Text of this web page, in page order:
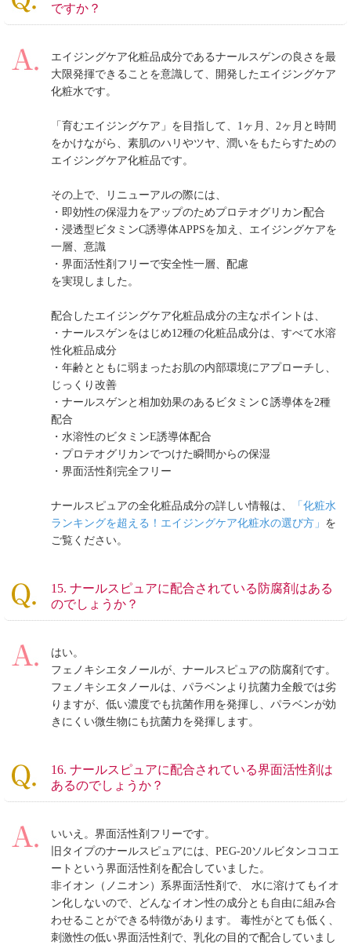
ですか？
エイジングケア化粧品成分であるナールスゲンの良さを最
大限発揮できることを意識して、開発したエイジングケア
化粧水です。
「育むエイジングケア」を目指して、1ヶ月、2ヶ月と時間
をかけながら、素肌のハリやツヤ、潤いをもたらすための
エイジングケア化粧品です。
その上で、リニューアルの際には、
・即効性の保湿力をアップのためプロテオグリカン配合
・浸透型ビタミンC誘導体APPSを加え、エイジングケアを
一層、意識
・界面活性剤フリーで安全性一層、配慮
を実現しました。
配合したエイジングケア化粧品成分の主なポイントは、
・ナールスゲンをはじめ12種の化粧品成分は、すべて水溶
性化粧品成分
・年齢とともに弱まったお肌の内部環境にアプローチし、
じっくり改善
・ナールスゲンと相加効果のあるビタミンＣ誘導体を2種
配合
・水溶性のビタミンE誘導体配合
・プロテオグリカンでつけた瞬間からの保湿
・界面活性剤完全フリー
ナールスピュアの全化粧品成分の詳しい情報は、
「化粧水
ランキングを超える！エイジングケア化粧水の選び方」 を
ご覧ください。
15. ナールスピュアに配合されている防腐剤はある
のでしょうか？
はい。
フェノキシエタノールが、ナールスピュアの防腐剤です。
フェノキシエタノールは、パラベンより抗菌力全般では劣
りますが、低い濃度でも抗菌作用を発揮し、パラベンが効
きにくい微生物にも抗菌力を発揮します。
16. ナールスピュアに配合されている界面活性剤は
あるのでしょうか？
いいえ。界面活性剤フリーです。
旧タイプのナールスピュアには、PEG-20ソルビタンココエ
ートという界面活性剤を配合していました。
非イオン（ノニオン）系界面活性剤で、 水に溶けてもイオ
ン化しないので、どんなイオン性の成分とも自由に組み合
わせることができる特徴があります。 毒性がとても低く、
刺激性の低い界面活性剤で、乳化の目的で配合していまし